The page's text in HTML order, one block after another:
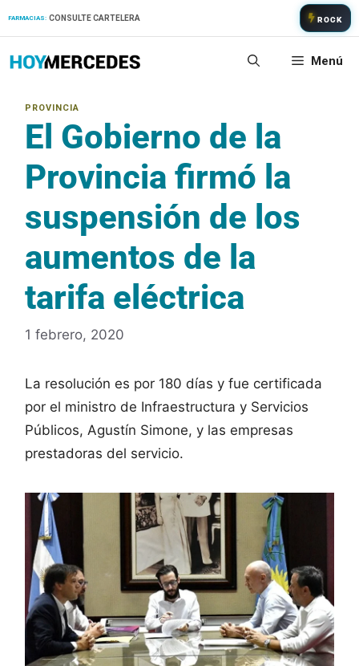
FARMACIAS: CONSULTE CARTELERA ROCK
Menú
El Gobierno de la
Provincia firmó la
suspensión de los
aumentos de la
tarifa eléctrica
1 febrero, 2020
La resolución es por 180 días y fue certificada
por el ministro de Infraestructura y Servicios
Públicos, Agustín Simone, y las empresas
prestadoras del servicio.